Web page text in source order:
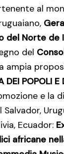
al
del Norte de
del
ampia
DEI POPOLI E
e la
Ecuador:
africane